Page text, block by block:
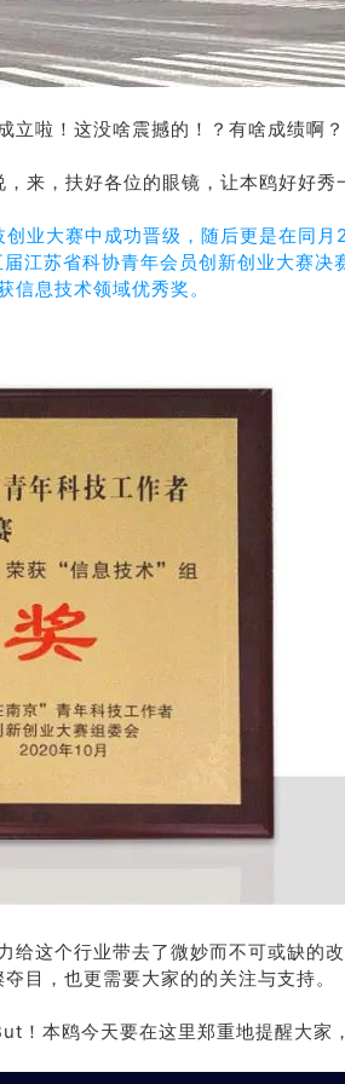
立啦！这没啥震撼的！？有啥成绩啊
来，扶好各位的眼镜，让本鸥好好秀
业大赛中成功晋级，随后更是在同月
江苏省科协青年会员创新创业大赛决
信息技术领域优秀奖。
给这个行业带去了微妙而不可或缺的
目，也更需要大家的的关注与支持。
！本鸥今天要在这里郑重地提醒大家